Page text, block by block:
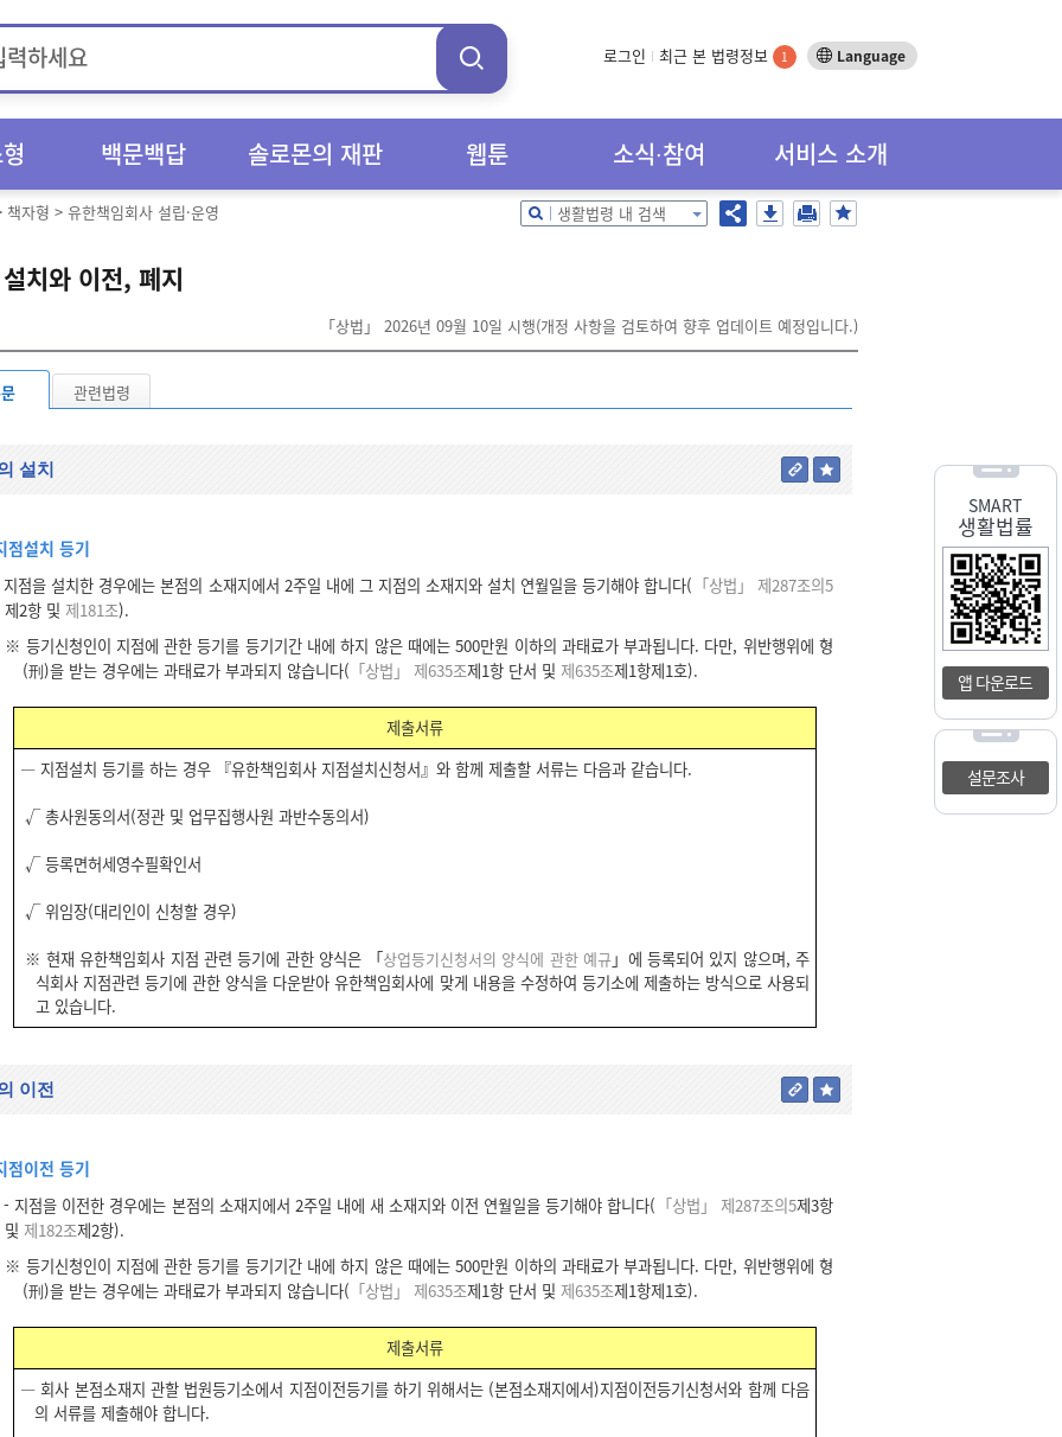
로그인 최근 본 법령정보 1 Language
백문백답 솔로몬의 재판 웹툰 소식∙참여 서비스 소개
SMART
생활법률
앱 다운로드
설문조사
책자형 > 유한책임회사 설립·운영 생활법령 내 검색
치와 이전, 폐지
「상법」 2026년 09월 10일 시행(개정 사항을 검토하여 향후 업데이트 예정입니다.)
관련법령
설치
점설치 등기
지점을 설치한 경우에는 본점의 소재지에서 2주일 내에 그 지점의 소재지와 설치 연월일을 등기해야 합니다( 「상법」 제287조의5
제2항 및 제181조).
※ 등기신청인이 지점에 관한 등기를 등기기간 내에 하지 않은 때에는 500만원 이하의 과태료가 부과됩니다. 다만, 위반행위에 형
(刑)을 받는 경우에는 과태료가 부과되지 않습니다( 「상법」 제635조제1항 단서 및 제635조제1항제1호).
제출서류
― 지점설치 등기를 하는 경우 『유한책임회사 지점설치신청서』와 함께 제출할 서류는 다음과 같습니다.
√ 총사원동의서(정관 및 업무집행사원 과반수동의서)
√ 등록면허세영수필확인서
√ 위임장(대리인이 신청할 경우)
※ 현재 유한책임회사 지점 관련 등기에 관한 양식은 「상업등기신청서의 양식에 관한 예규 」에 등록되어 있지 않으며, 주
식회사 지점관련 등기에 관한 양식을 다운받아 유한책임회사에 맞게 내용을 수정하여 등기소에 제출하는 방식으로 사용되
고 있습니다.
이전
점이전 등기
- 지점을 이전한 경우에는 본점의 소재지에서 2주일 내에 새 소재지와 이전 연월일을 등기해야 합니다( 「상법」 제287조의5제3항
및 제182조제2항).
※ 등기신청인이 지점에 관한 등기를 등기기간 내에 하지 않은 때에는 500만원 이하의 과태료가 부과됩니다. 다만, 위반행위에 형
(刑)을 받는 경우에는 과태료가 부과되지 않습니다( 「상법」 제635조제1항 단서 및 제635조제1항제1호).
제출서류
― 회사 본점소재지 관할 법원등기소에서 지점이전등기를 하기 위해서는 (본점소재지에서)지점이전등기신청서와 함께 다음
의 서류를 제출해야 합니다.